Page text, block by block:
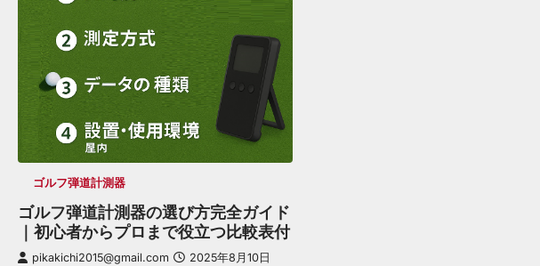
ゴルフ弾道計測器
ゴルフ弾道計測器の選び方完全ガイド
｜初心者からプロまで役立つ比較表付
pikakichi2015@gmail.com 2025年8月10日